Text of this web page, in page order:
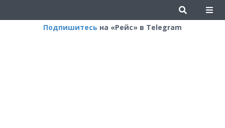
Подпишитесь на «Рейс» в Telegram